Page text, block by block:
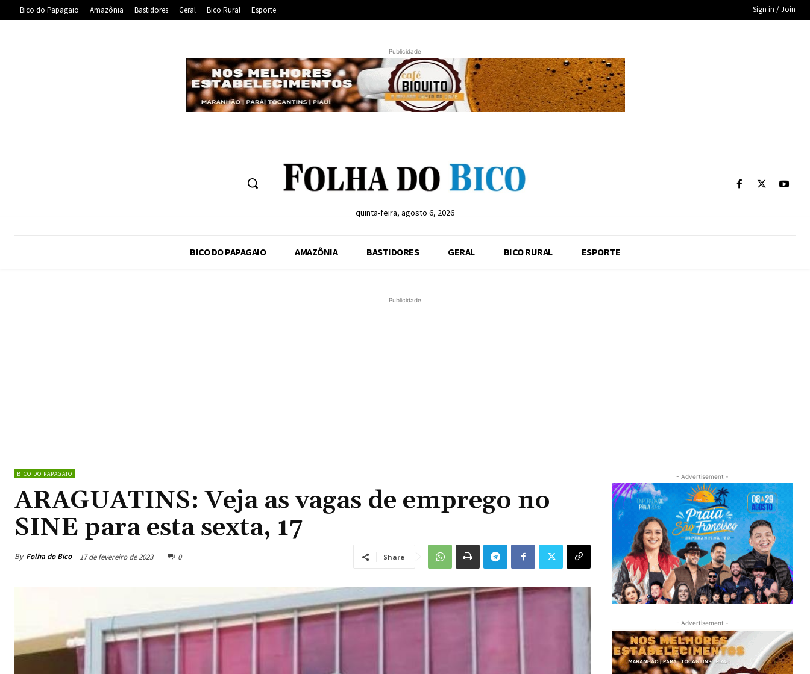
Bico do Papagaio Amazônia Bastidores Geral Bico Rural Esporte Sign in / Join
Publicidade
quinta-feira, agosto 6, 2026
BICO DO PAPAGAIO AMAZÔNIA BASTIDORES GERAL BICO RURAL ESPORTE
Publicidade
BICO DO PAPAGAIO
ARAGUATINS: Veja as vagas de emprego no
SINE para esta sexta, 17
By Folha do Bico 17 de fevereiro de 2023 0 Share
- Advertisement -
- Advertisement -